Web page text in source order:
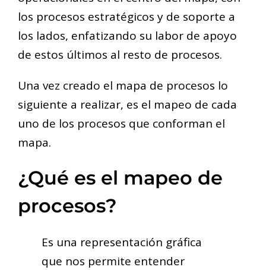
los procesos estratégicos y de soporte a
los lados, enfatizando su labor de apoyo
de estos últimos al resto de procesos.
Una vez creado el mapa de procesos lo
siguiente a realizar, es el mapeo de cada
uno de los procesos que conforman el
mapa.
¿Qué es el mapeo de
procesos?
Es una representación gráfica
que nos permite entender